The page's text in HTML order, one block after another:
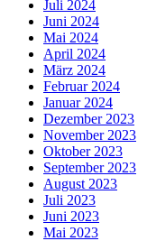
Juli 2024
Juni 2024
Mai 2024
April 2024
März 2024
Februar 2024
Januar 2024
Dezember 2023
November 2023
Oktober 2023
September 2023
August 2023
Juli 2023
Juni 2023
Mai 2023